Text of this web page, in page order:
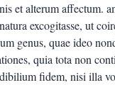
et alterum affectum.
excogitasse, ut
genus, quae ideo
quia tota non
fidem, nisi illa